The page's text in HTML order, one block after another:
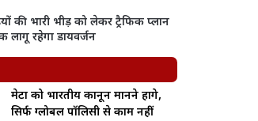
की भारी भीड़ को लेकर ट्रैफिक प्लान
लागू रहेगा डायवर्जन
मेटा को भारतीय कानून मानने होंगे,
सिर्फ ग्लोबल पॉलिसी से काम नहीं